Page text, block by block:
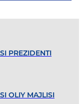
PREZIDENTI
OLIY MAJLISI